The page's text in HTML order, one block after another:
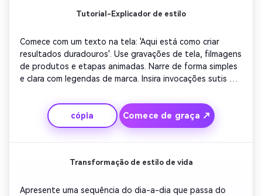
Tutorial-Explicador de estilo
Comece com um texto na tela: 'Aqui está como criar
resultados duradouros'. Use gravações de tela, filmagens
de produtos e etapas animadas. Narre de forma simples
e clara com legendas de marca. Insira invocações sutis
motivadores e uma linha direta 'Experimente agora' na
cópia Comece de graça ↗
Transformação de estilo de vida
Apresente uma sequência do dia-a-dia que passa do